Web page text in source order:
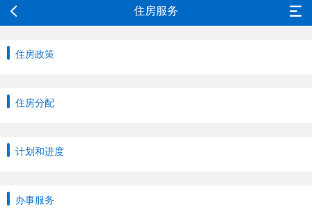
住房服务
住房政策
住房分配
计划和进度
办事服务